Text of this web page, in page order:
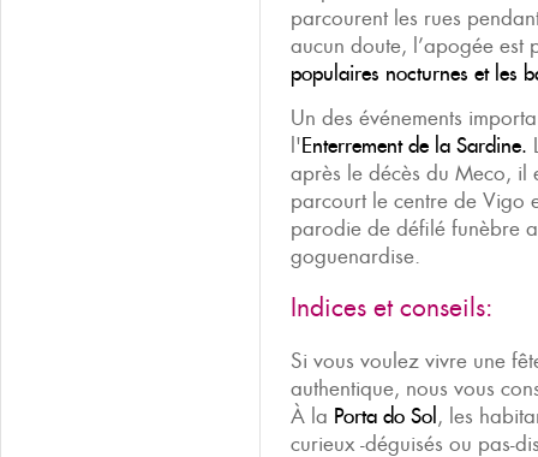
parcourent les rues
aucun doute, l’apogée
populaires nocturnes et les
Un des événements
l'Enterrement de la Sardine.
après le décès du Meco, il
parcourt le centre de Vigo
parodie de défilé funèbre
goguenardise.
Indices et conseils:
Si vous voulez vivre une
authentique, nous vous
À la Porta do Sol , les
curieux -déguisés ou pas-